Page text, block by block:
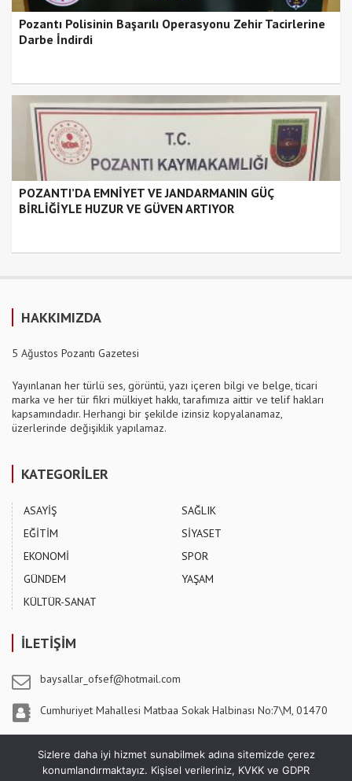
Pozantı Polisinin Başarılı Operasyonu Zehir Tacirlerine
Darbe İndirdi
POZANTI’DA EMNİYET VE JANDARMANIN GÜÇ
BİRLİĞİYLE HUZUR VE GÜVEN ARTIYOR
HAKKIMIZDA
5 Ağustos Pozantı Gazetesi
Yayınlanan her türlü ses, görüntü, yazı içeren bilgi ve belge, ticari
marka ve her tür fikri mülkiyet hakkı, tarafımıza aittir ve telif hakları
kapsamındadır. Herhangi bir şekilde izinsiz kopyalanamaz,
üzerlerinde değişiklik yapılamaz.
KATEGORİLER
ASAYİŞ
EĞİTİM
EKONOMİ
GÜNDEM
KÜLTÜR-SANAT
SAĞLIK
SİYASET
SPOR
YAŞAM
İLETİŞİM
baysallar_ofsef@hotmail.com
Cumhuriyet Mahallesi Matbaa Sokak Halbinası No:7\M, 01470
Sizlere daha iyi hizmet sunabilmek adına sitemizde çerez
konumlandırmaktayız. Kişisel verileriniz, KVKK ve GDPR